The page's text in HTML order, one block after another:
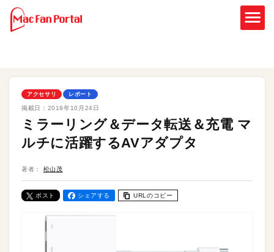
アクセサリ レポート
掲載日： 2019年10月24日
ミラーリング＆データ転送＆充電 マ
ルチに活躍するAVアダプタ
著者： 松山茂
ポスト シェアする URLのコピー